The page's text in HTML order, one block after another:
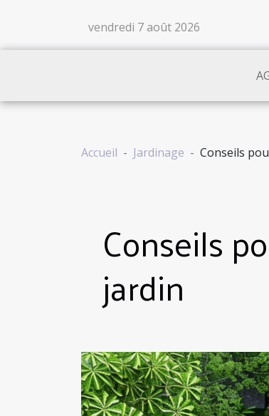
vendredi 7 août 2026
Accueil Jardinage Conseils
Conseils
jardin